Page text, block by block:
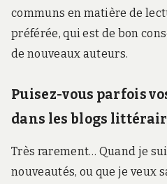
communs en matière de
préférée, qui est de bon
de nouveaux auteurs.
Puisez-vous parfois
dans les blogs
Très rarement… Quand je
nouveautés, ou que je veux